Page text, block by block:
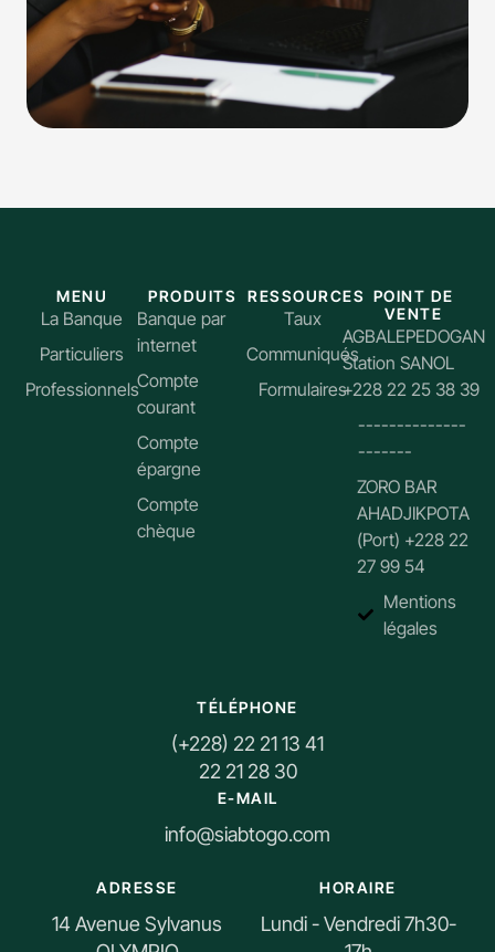
MENU
La Banque
Particuliers
Professionnels
PRODUITS
Banque par
internet
Compte
courant
Compte
épargne
Compte
chèque
RESSOURCES
Taux
Communiqués
Formulaires
POINT DE
VENTE
AGBALEPEDOGAN
Station SANOL
+228 22 25 38 39
--------------
-------
ZORO BAR
AHADJIKPOTA
(Port) +228 22
27 99 54
Mentions
légales
TÉLÉPHONE
(+228) 22 21 13 41
22 21 28 30
E-MAIL
info@siabtogo.com
ADRESSE
14 Avenue Sylvanus
HORAIRE
Lundi - Vendredi 7h30-